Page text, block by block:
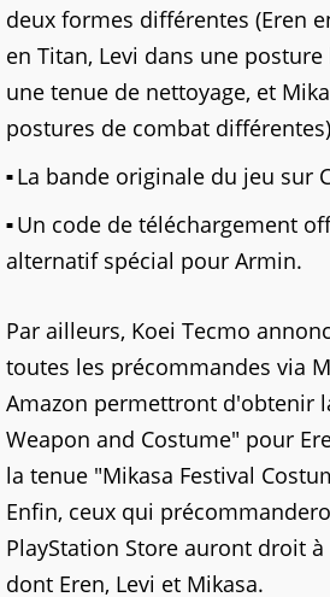
deux formes différentes (Eren
en Titan, Levi dans une
une tenue de nettoyage, et
postures de combat
La bande originale du jeu sur
Un code de téléchargement
alternatif spécial pour Armin.
Par ailleurs, Koei Tecmo
toutes les précommandes via
Amazon permettront d'obtenir
Weapon and Costume" pour
la tenue "Mikasa Festival
Enfin, ceux qui
PlayStation Store auront droit
dont Eren, Levi et Mikasa.